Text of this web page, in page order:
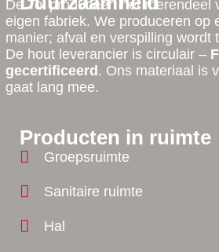
Producten in ruimte
Groepsruimte
Sanitaire ruimte
Hal
De Tol produceert het merendeel
eigen fabriek. We produceren op
manier; afval en verspilling wordt
De hout leverancier is circulair –
gecertificeerd . Ons materiaal is
gaat lang mee.